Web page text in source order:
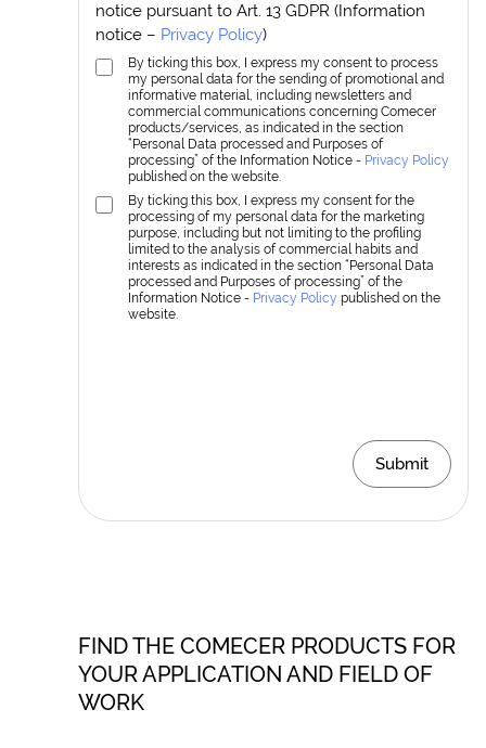
notice pursuant to Art. 13 GDPR (Information
notice – Privacy Policy)
By ticking this box, I express my consent to process
my personal data for the sending of promotional and
informative material, including newsletters and
commercial communications concerning Comecer
products/services, as indicated in the section
“Personal Data processed and Purposes of
processing” of the Information Notice - Privacy Policy
published on the website.
By ticking this box, I express my consent for the
processing of my personal data for the marketing
purpose, including but not limiting to the profiling
limited to the analysis of commercial habits and
interests as indicated in the section “Personal Data
processed and Purposes of processing” of the
Information Notice - Privacy Policy published on the
website.
Submit
FIND THE COMECER PRODUCTS FOR
YOUR APPLICATION AND FIELD OF
WORK